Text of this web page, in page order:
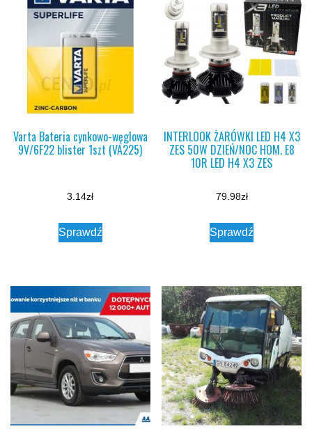
Varta Bateria cynkowo-węglowa
9V/6F22 blister 1szt (VA225)
3.14zł
Sprawdź
INTERLOOK ŻARÓWKI LED H4 X3
ZES 50W DZIEŃ/NOC HOM. E8
10R LED H4 X3 ZES
79.98zł
Sprawdź